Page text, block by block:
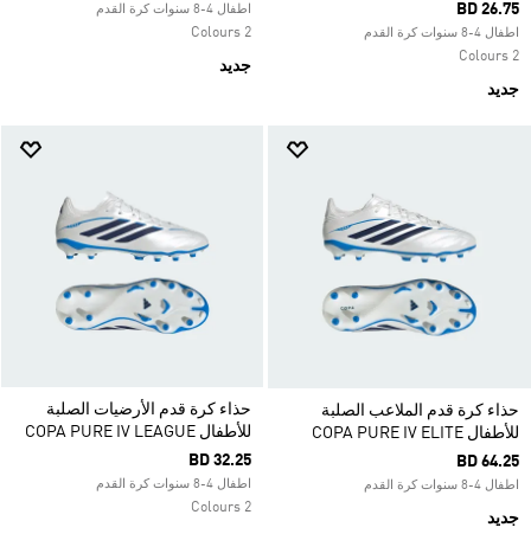
BD 26.75
اطفال 4-8 سنوات كرة القدم
2 Colours
جديد
اطفال 4-8 سنوات كرة القدم
2 Colours
جديد
حذاء كرة قدم الملاعب الصلبة
للأطفال COPA PURE IV ELITE
BD 64.25
اطفال 4-8 سنوات كرة القدم
جديد
حذاء كرة قدم الأرضيات الصلبة
للأطفال COPA PURE IV LEAGUE
BD 32.25
اطفال 4-8 سنوات كرة القدم
2 Colours